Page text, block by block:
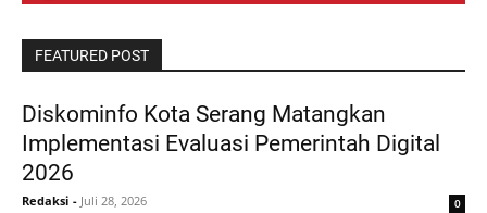
FEATURED POST
Diskominfo Kota Serang Matangkan
Implementasi Evaluasi Pemerintah Digital
2026
Redaksi - Juli 28, 2026 0